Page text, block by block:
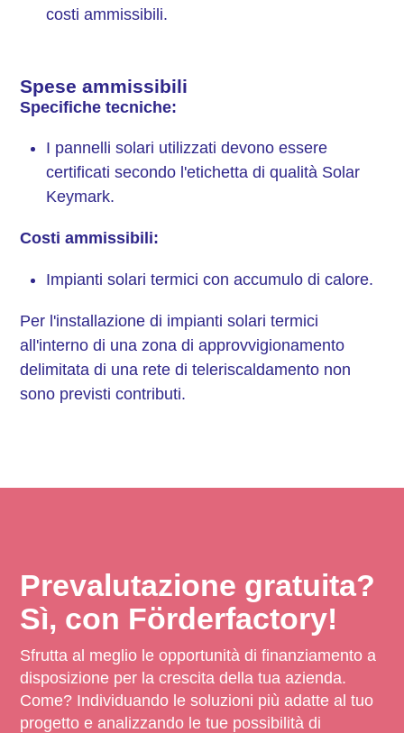
costi ammissibili.
Spese ammissibili
Specifiche tecniche:
I pannelli solari utilizzati devono essere
certificati secondo l'etichetta di qualità Solar
Keymark.
Costi ammissibili:
Impianti solari termici con accumulo di calore.
Per l'installazione di impianti solari termici
all'interno di una zona di approvvigionamento
delimitata di una rete di teleriscaldamento non
sono previsti contributi.
Prevalutazione gratuita?
Sì, con Förderfactory!
Sfrutta al meglio le opportunità di finanziamento a
disposizione per la crescita della tua azienda.
Come? Individuando le soluzioni più adatte al tuo
progetto e analizzando le tue possibilità di